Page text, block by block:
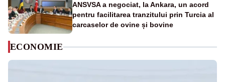
ANSVSA a negociat, la Ankara, un acord
pentru facilitarea tranzitului prin Turcia al
carcaselor de ovine și bovine
ECONOMIE